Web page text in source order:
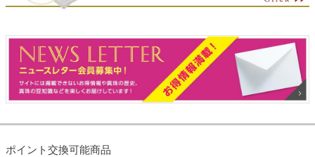
ポイント交換可能商品